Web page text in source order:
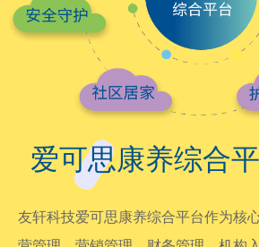
友轩科技爱可思康养综合平台作为核
爱可思康养综合